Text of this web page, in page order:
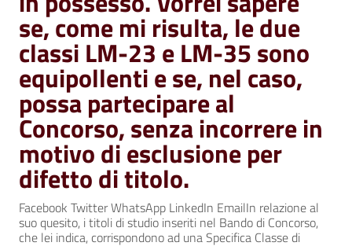
se, come mi risulta, le due
classi LM-23 e LM-35 sono
equipollenti e se, nel caso,
possa partecipare al
Concorso, senza incorrere in
motivo di esclusione per
difetto di titolo.
Facebook Twitter WhatsApp LinkedIn EmailIn relazione al
suo quesito, i titoli di studio inseriti nel Bando di Concorso,
che lei indica, corrispondono ad una Specifica Classe di